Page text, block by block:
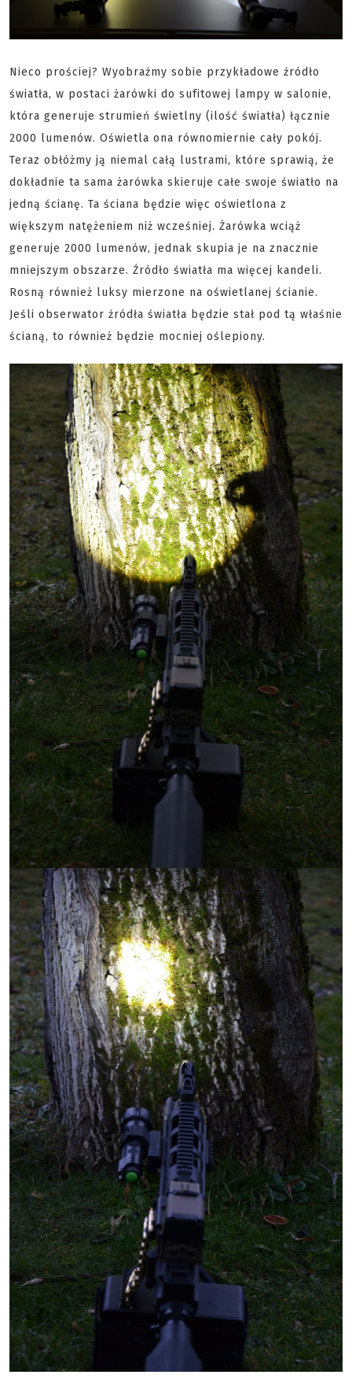
Nieco prościej? Wyobraźmy sobie przykładowe źródło
światła, w postaci żarówki do sufitowej lampy w salonie,
która generuje strumień świetlny (ilość światła) łącznie
2000 lumenów. Oświetla ona równomiernie cały pokój.
Teraz obłóżmy ją niemal całą lustrami, które sprawią, że
dokładnie ta sama żarówka skieruje całe swoje światło na
jedną ścianę. Ta ściana będzie więc oświetlona z
większym natężeniem niż wcześniej. Żarówka wciąż
generuje 2000 lumenów, jednak skupia je na znacznie
mniejszym obszarze. Źródło światła ma więcej kandeli.
Rosną również luksy mierzone na oświetlanej ścianie.
Jeśli obserwator źródła światła będzie stał pod tą właśnie
ścianą, to również będzie mocniej oślepiony.